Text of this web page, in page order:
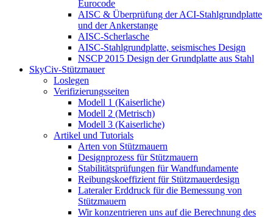
Eurocode
AISC & Überprüfung der ACI-Stahlgrundplatte
und der Ankerstange
AISC-Scherlasche
AISC-Stahlgrundplatte, seismisches Design
NSCP 2015 Design der Grundplatte aus Stahl
SkyCiv-Stützmauer
Loslegen
Verifizierungsseiten
Modell 1 (Kaiserliche)
Modell 2 (Metrisch)
Modell 3 (Kaiserliche)
Artikel und Tutorials
Arten von Stützmauern
Designprozess für Stützmauern
Stabilitätsprüfungen für Wandfundamente
Reibungskoeffizient für Stützmauerdesign
Lateraler Erddruck für die Bemessung von
Stützmauern
Wir konzentrieren uns auf die Berechnung des